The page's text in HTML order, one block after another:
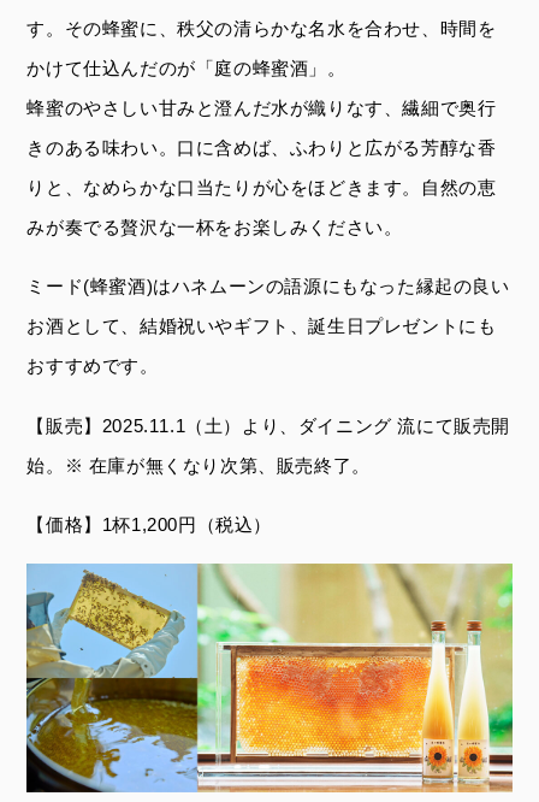
す。その蜂蜜に、秩父の清らかな名水を合わせ、時間を
かけて仕込んだのが「庭の蜂蜜酒」。
蜂蜜のやさしい甘みと澄んだ水が織りなす、繊細で奥行
きのある味わい。口に含めば、ふわりと広がる芳醇な香
りと、なめらかな口当たりが心をほどきます。自然の恵
みが奏でる贅沢な一杯をお楽しみください。
ミード(蜂蜜酒)はハネムーンの語源にもなった縁起の良い
お酒として、結婚祝いやギフト、誕生日プレゼントにも
おすすめです。
【販売】2025.11.1（土）より、
ダイニング 流にて販売開
始。
※ 在庫が無くなり次第、販売終了。
【価格】1杯1,200円（税込）